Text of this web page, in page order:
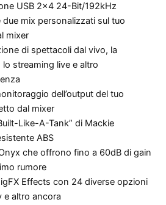
USB 2×4 24-Bit/192kHz
mix personalizzati sul tuo
mixer
di spettacoli dal vivo, la
streaming live e altro
dell’output del tuo
dal mixer
Like-A-Tank” di Mackie
ABS
che offrono fino a 60dB di gain
rumore
Effects con 24 diverse opzioni
e altro ancora